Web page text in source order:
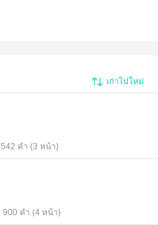
เก่าไปใหม่
542 คำ (3 หน้า)
900 คำ (4 หน้า)